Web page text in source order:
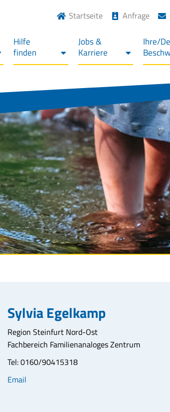
Startseite Anfrage
Hilfe
finden
Jobs &
Karriere
Ihre/
Sylvia Egelkamp
Region Steinfurt Nord-Ost
Fachbereich Familienanaloges Zentrum
Tel: 0160/90415318
Email